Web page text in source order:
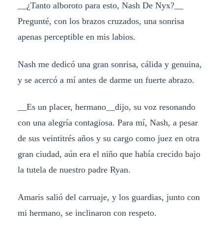
__¿Tanto alboroto para esto, Nash De Nyx?__
Pregunté, con los brazos cruzados, una sonrisa
apenas perceptible en mis labios.
Nash me dedicó una gran sonrisa, cálida y genuina,
y se acercó a mí antes de darme un fuerte abrazo.
__Es un placer, hermano__dijo, su voz resonando
con una alegría contagiosa. Para mí, Nash, a pesar
de sus veintitrés años y su cargo como juez en otra
gran ciudad, aún era el niño que había crecido bajo
la tutela de nuestro padre Ryan.
Amaris salió del carruaje, y los guardias, junto con
mi hermano, se inclinaron con respeto.